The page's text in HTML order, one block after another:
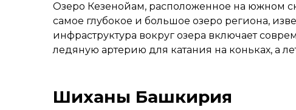
Озеро Кезенойам, расположенное на южном
самое глубокое и большое озеро региона,
инфраструктура вокруг озера включает
ледяную артерию для катания на коньках, а
Шиханы Башкирия